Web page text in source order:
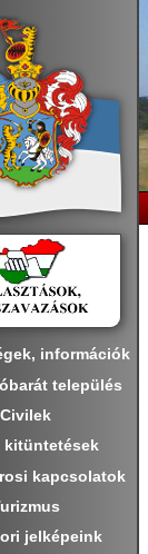
információk
település
Civilek
kitüntetések
kapcsolatok
jelképeink